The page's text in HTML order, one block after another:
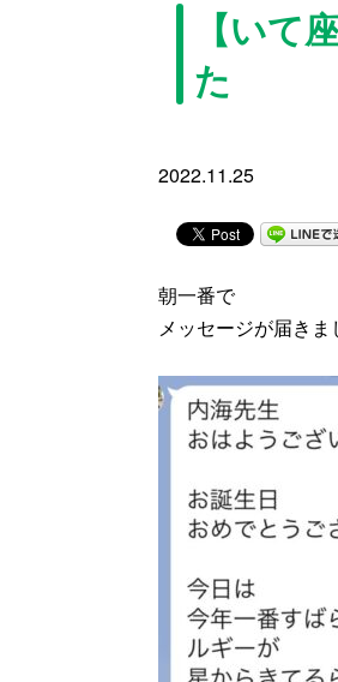
【いて
た
2022.11.25
朝一番で
メッセージが届きま